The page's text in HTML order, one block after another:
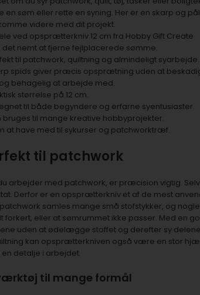
en søm eller rette en syning. Her er en skarp og
videre med dit projekt.
ved opsprætterkniv 12 cm fra Hobby Gift Create
det nemt at fjerne fejlplacerede sømme.
til patchwork, quiltning og almindeligt syarbejde.
spids giver præcis opsprætning uden at
og behagelig at arbejde med.
størrelse på 12 cm.
til både begyndere og erfarne syentusiaster.
bruges til mange kreative hobbyprojekter.
at have med til sykurser og patchworktræf.
til patchwork
arbejder med patchwork, er præcision vigtig.
Derfor er en opsprætterkniv et af de mest
samles mange små stofstykker, og
forkert, eller at sømrummet ikke passer. Med en
uden at ødelægge stoffet og derefter sy
kan opsprætterkniven også være en stor
en detalje i arbejdet.
til mange formål